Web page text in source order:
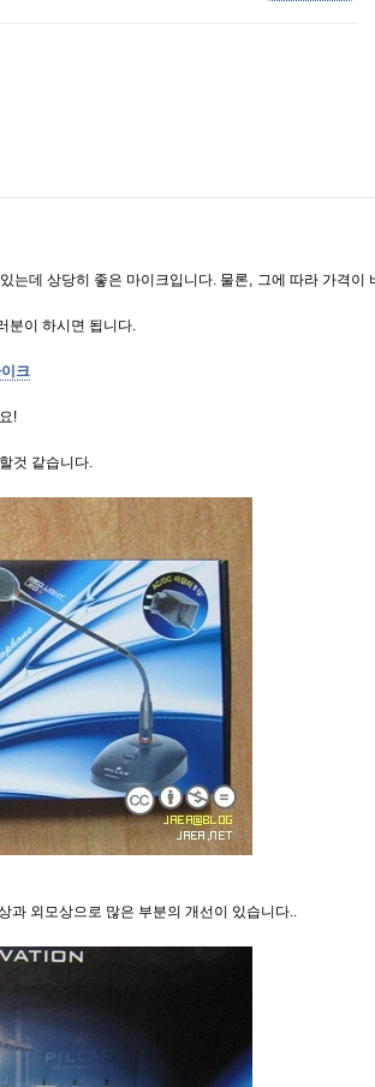
는데 상당히 좋은 마이크입니다. 물론, 그에 따라 가격이
분이 하시면 됩니다.
크
!
것 같습니다.
과 외모상으로 많은 부분의 개선이 있습니다..